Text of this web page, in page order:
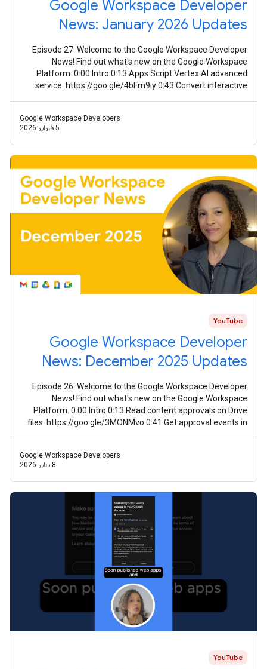
Google Workspace Developer
News: January 2026 Updates
Episode 27: Welcome to the Google Workspace Developer
News! Find out what's new on the Google Workspace
Platform. 0:00 Intro 0:13 Apps Script Vertex AI advanced
service: https://goo.gle/4bFm9iy 0:43 Convert interactive
Google Workspace Developers
5 فبراير 2026
YouTube
Google Workspace Developer
News: December 2025 Updates
Episode 26: Welcome to the Google Workspace Developer
News! Find out what's new on the Google Workspace
Platform. 0:00 Intro 0:13 Read content approvals on Drive
files: https://goo.gle/3MONMvo 0:41 Get approval events in
Google Workspace Developers
8 يناير 2026
YouTube